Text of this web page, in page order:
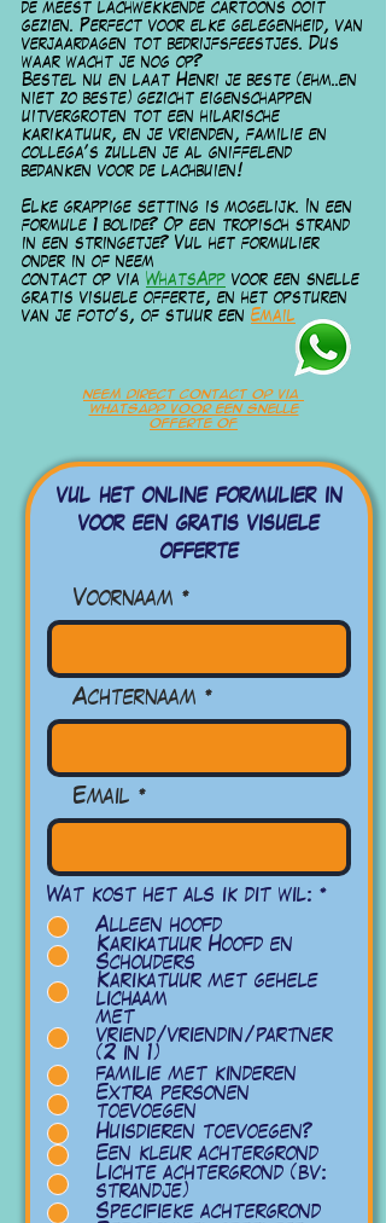
de meest lachwekkende cartoons ooit
gezien. Perfect voor elke gelegenheid, van
verjaardagen tot bedrijfsfeestjes. Dus
waar wacht je nog op?
Bestel nu en laat Henri je beste (ehm..en
niet zo beste) gezicht eigenschappen
uitvergroten tot een hilarische
karikatuur, en je vrienden, familie en
collega's zullen je al gniffelend
bedanken voor de lachbuien!
Elke grappige setting is mogelijk. In een
formule 1 bolide? Op een tropisch strand
in een stringetje? Vul het formulier
onder in of neem
contact op via WhatsApp voor een snelle
gratis visuele offerte, en het opsturen
van je foto's, of stuur een Email
neem direct contact op via
whatsapp voor een snelle
offerte of
vul het online formulier in
voor een gratis visuele
offerte
Voornaam
Achternaam
Email
Wat kost het als ik dit wil: *O
r
Alleen hoofd
Karikatuur Hoofd en
Schouders
Karikatuur met gehele
lichaam
met
vriend/vriendin/partner
(2 in 1)
familie met kinderen
Extra personen
toevoegen
Huisdieren toevoegen?
Een kleur achtergrond
Lichte achtergrond (bv:
strandje)
Specifieke achtergrond